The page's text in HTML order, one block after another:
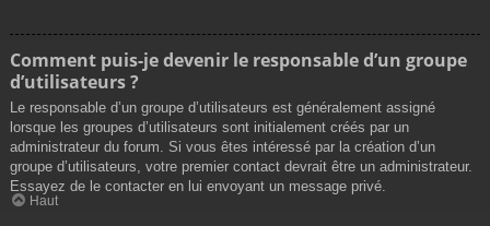
Comment puis-je devenir le responsable d’un groupe
d’utilisateurs ?
Le responsable d’un groupe d’utilisateurs est généralement assigné
lorsque les groupes d’utilisateurs sont initialement créés par un
administrateur du forum. Si vous êtes intéressé par la création d’un
groupe d’utilisateurs, votre premier contact devrait être un administrateur.
Essayez de le contacter en lui envoyant un message privé.
Haut